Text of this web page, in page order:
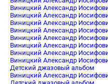
Виницкий Александр
Виницкий Александр
Виницкий Александр
Виницкий Александр
Виницкий Александр
Виницкий Александр
Виницкий Александр
Виницкий Александр
Детский джазовый альбом
Виницкий Александр